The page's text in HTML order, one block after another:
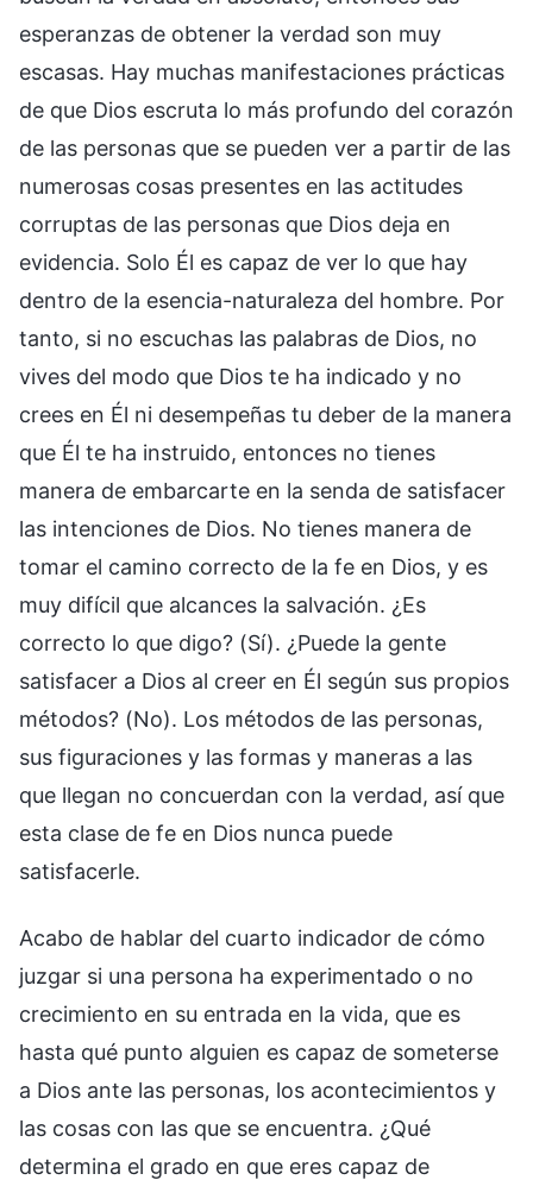
esperanzas de obtener la verdad son muy
escasas. Hay muchas manifestaciones prácticas
de que Dios escruta lo más profundo del corazón
de las personas que se pueden ver a partir de las
numerosas cosas presentes en las actitudes
corruptas de las personas que Dios deja en
evidencia. Solo Él es capaz de ver lo que hay
dentro de la esencia-naturaleza del hombre. Por
tanto, si no escuchas las palabras de Dios, no
vives del modo que Dios te ha indicado y no
crees en Él ni desempeñas tu deber de la manera
que Él te ha instruido, entonces no tienes
manera de embarcarte en la senda de satisfacer
las intenciones de Dios. No tienes manera de
tomar el camino correcto de la fe en Dios, y es
muy difícil que alcances la salvación. ¿Es
correcto lo que digo? (Sí). ¿Puede la gente
satisfacer a Dios al creer en Él según sus propios
métodos? (No). Los métodos de las personas,
sus figuraciones y las formas y maneras a las
que llegan no concuerdan con la verdad, así que
esta clase de fe en Dios nunca puede
satisfacerle.
Acabo de hablar del cuarto indicador de cómo
juzgar si una persona ha experimentado o no
crecimiento en su entrada en la vida, que es
hasta qué punto alguien es capaz de someterse
a Dios ante las personas, los acontecimientos y
las cosas con las que se encuentra. ¿Qué
determina el grado en que eres capaz de